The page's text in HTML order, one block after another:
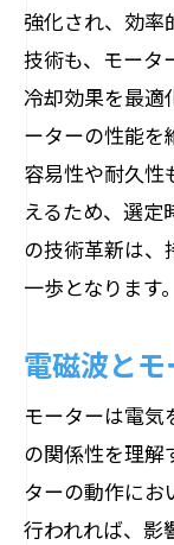
強化され、効率
技術も、モータ
冷却効果を最適
ーターの性能を
容易性や耐久性
えるため、選定
の技術革新は、
一歩となります。
電磁波と
モーターは電気
の関係性を理解
ターの動作にお
行われれば、影